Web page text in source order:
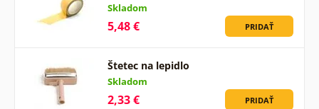
Skladom
5,48 € PRIDAŤ
Štetec na lepidlo
Skladom
2,33 € PRIDAŤ